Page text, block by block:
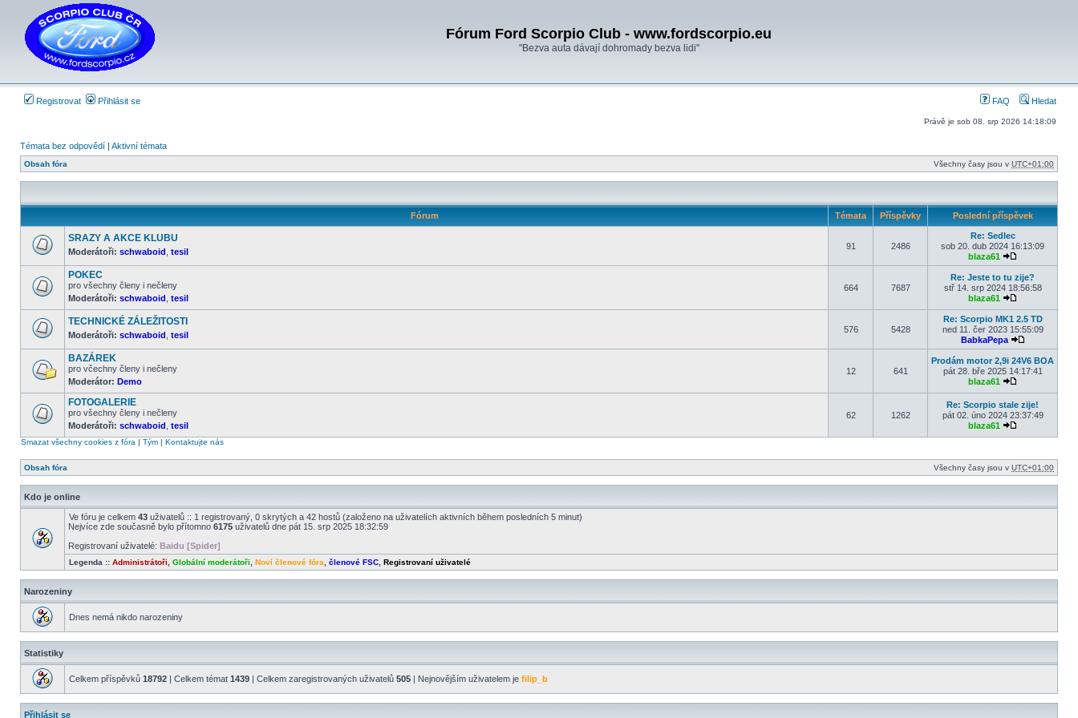
Fórum Ford Scorpio Club - www.fordscorpio.eu
"Bezva auta dávají dohromady bezva lidi"
Registrovat Přihlásit se FAQ Hledat
Právě je sob 08. srp 2026 14:18:09
Témata bez odpovědí | Aktivní témata
Obsah fóra Všechny časy jsou v UTC+01:00
Fórum Témata Příspěvky Poslední příspěvek
nové
příspěvky
SRAZY A AKCE KLUBU
Moderátoři: schwaboid tesil
91 2486
Re: Sedlec
sob 20. dub 2024 16:13:09
blaza61
Zobrazit
Žádné
nové
příspěvky
POKEC
pro všechny členy i nečleny
Moderátoři: schwaboid tesil
664 7687
Re: Jeste to tu zije?
stř 14. srp 2024 18:56:58
blaza61
nové
příspěvky
TECHNICKÉ ZÁLEŽITOSTI
Moderátoři: schwaboid tesil
576 5428
Re: Scorpio MK1 2.5 TD
ned 11. čer 2023 15:55:09
BabkaPepa
Zobrazit
Žádné
nové
příspěvky
BAZÁREK
pro včechny členy i nečleny
Moderátor: Demo
12 641
Prodám motor 2,9i 24V6 BOA
pát 28. bře 2025 14:17:41
blaza61
Žádné
nové
příspěvky
FOTOGALERIE
pro všechny členy i nečleny
Moderátoři: schwaboid tesil
62 1262
Re: Scorpio stale zije!
pát 02. úno 2024 23:37:49
blaza61
Smazat všechny cookies z fóra | Tým | Kontaktujte nás
Obsah fóra Všechny časy jsou v UTC+01:00
Kdo je online
Ve fóru je celkem 43 uživatelů :: 1 registrovaný, 0 skrytých a 42 hostů (založeno na uživatelích aktivních během posledních 5 minut)
Nejvíce zde současně bylo přítomno 6175 uživatelů dne pát 15. srp 2025 18:32:59
Registrovaní uživatelé: Baidu [Spider]
Legenda :: Administrátoři Globální moderátoři Noví členové fóra členové FSC Registrovaní uživatelé
Narozeniny
Dnes nemá nikdo narozeniny
Statistiky
Celkem příspěvků 18792 | Celkem témat 1439 | Celkem zaregistrovaných uživatelů 505 | Nejnovějším uživatelem je filip_b
Přihlásit se